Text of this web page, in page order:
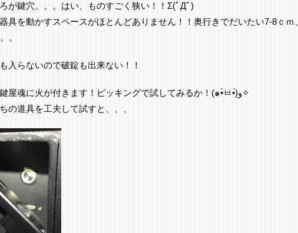
が鍵穴。。。はい、ものすごく狭い！！Σ(ﾟДﾟ)
具を動かすスペースがほとんどありません！！奥行きでだいたい7-8ｃｍ
。
入らないので破錠も出来ない！！
こんな時こそ逆に鍵屋魂に火が付きます！ピッキングで試してみるか！(๑•̀ㅂ•́)و✧
の道具を工夫して試すと、、、